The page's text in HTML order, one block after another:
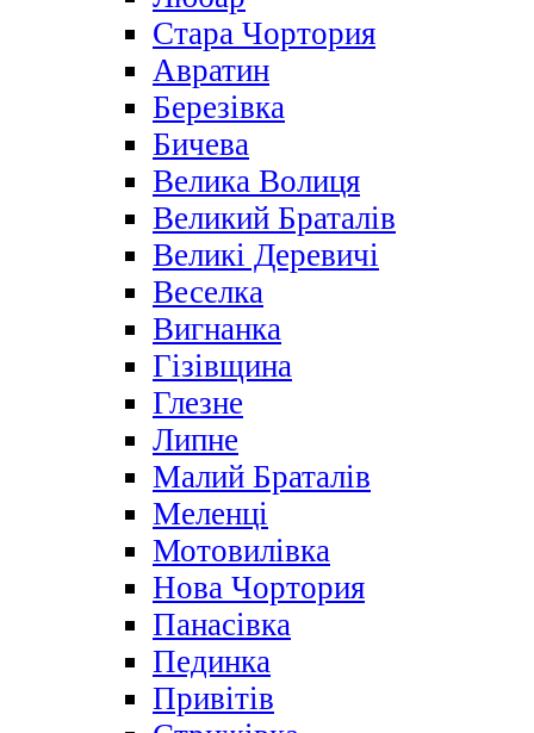
Стара Чортория
Авратин
Березівка
Бичева
Велика Волиця
Великий Браталів
Великі Деревичі
Веселка
Вигнанка
Гізівщина
Глезне
Липне
Малий Браталів
Меленці
Мотовилівка
Нова Чортория
Панасівка
Пединка
Привітів